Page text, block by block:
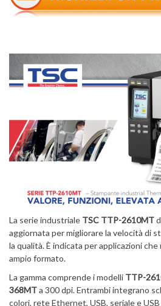
La serie industriale TSC TTP-2610MT
aggiornata per migliorare la velocità di
la qualità. È indicata per applicazioni
ampio formato.
La gamma comprende i modelli TTP-
368MTa 300 dpi. Entrambi integrano
colori, rete Ethernet, USB, seriale e